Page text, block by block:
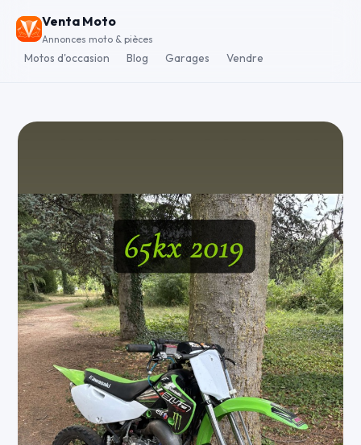
Venta Moto
Annonces moto & pièces
Motos d'occasion Blog Garages Vendre